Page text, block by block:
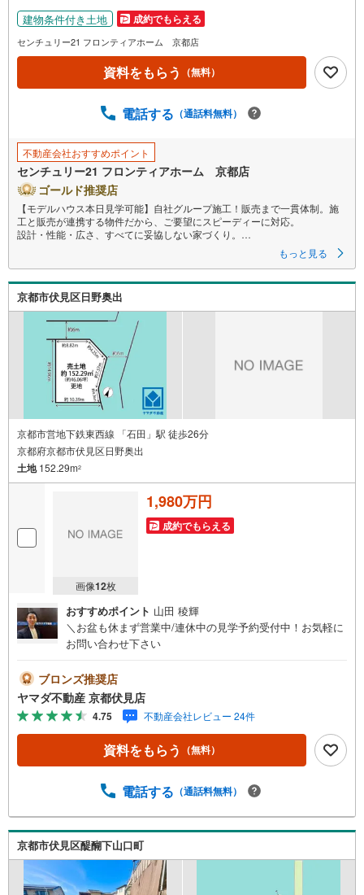
マ
イ
ペ
ジ
存
す
る
建物条件付き土地 成約でもらえる
センチュリー21 フロンティアホーム 京都店
資料をもらう （無料）
電話する （通話料無料）
不動産会社おすすめポイント
センチュリー21 フロンティアホーム 京都店
ゴールド推奨店
【モデルハウス本日見学可能】自社グループ施工！販売まで一貫体制。施
工と販売が連携する物件だから、ご要望にスピーディーに対応。
設計・性能・広さ、すべてに妥協しない家づくり。
～自社ブランド物件:建売価格で「理想」を諦めない住まい～
■なぜ建売価格で「理想」が叶うのか？
施工から販売までグループ内で完結させることで中間コストを徹底カッ
ト。その分を「広さ」と「性能」に還元しました
■「お金の理想」も諦めない。専属FPによる無料相談
・家計の「見える化」で安心を
教育費や老後資金など将来の出費を数値化。一生涯の家計シミュレーショ
ンを作成します。
・プロならではのアドバイス
「最適な銀行は？」「今の年収で大丈夫？」といった疑問から住宅ローン
の最大活用まで、家計を守る具体的なプランをご提案
「自分らしい家」と「安心できる将来」
どちらもフロンティアで叶えませんか？
当日の現地見学・FP相談も受付中です
もっと見る
京都市伏見区日野奥出
京都市営地下鉄東西線 「石田」駅 徒歩26分
京都府京都市伏見区日野奥出
土地152.29m2
画像12枚
1,980万円
成約でもらえる
おすすめポイント 山田 稜輝
＼お盆も休まず営業中/連休中の見学予約受付中！お気軽に
お問い合わせ下さい
ブロンズ推奨店
ヤマダ不動産 京都伏見店
4.75 不動産会社レビュー 24件
資料をもらう （無料）
電話する （通話料無料）
京都市伏見区醍醐下山口町